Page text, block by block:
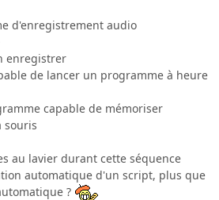
d'enregistrement audio
enregistrer
de lancer un programme à heure
capable de mémoriser
souris
au lavier durant cette séquence
automatique d'un script, plus que
?